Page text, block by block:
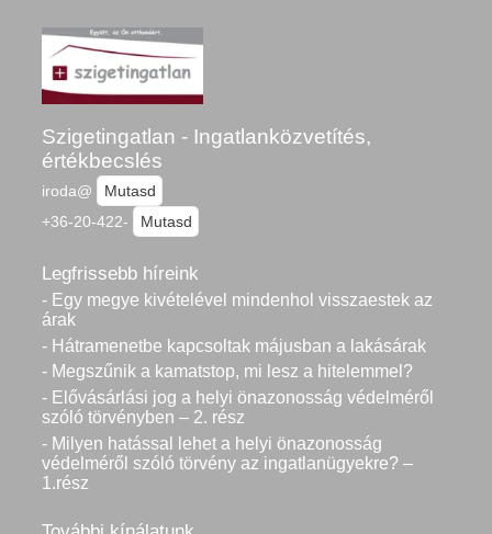
Szigetingatlan - Ingatlanközvetítés,
értékbecslés
iroda@
Mutasd
+36-20-422-
Mutasd
Legfrissebb híreink
- Egy megye kivételével mindenhol visszaestek az
árak
- Hátramenetbe kapcsoltak májusban a lakásárak
- Megszűnik a kamatstop, mi lesz a hitelemmel?
- Elővásárlási jog a helyi önazonosság védelméről
szóló törvényben – 2. rész
- Milyen hatással lehet a helyi önazonosság
védelméről szóló törvény az ingatlanügyekre? –
1.rész